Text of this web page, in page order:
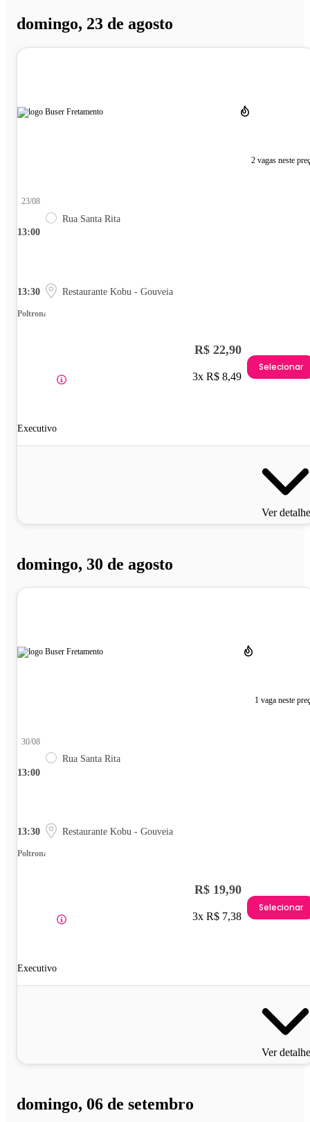
domingo, 23 de agosto
2 vagas neste
13:00
23/08
Rua Santa Rita
13:30 Restaurante Kobu - Gouveia
Poltrona
Executivo
R$ 22,90
3x R$ 8,49
Selecionar
Ver
domingo, 30 de agosto
1 vaga neste
13:00
30/08
Rua Santa Rita
13:30 Restaurante Kobu - Gouveia
Poltrona
Executivo
R$ 19,90
3x R$ 7,38
Selecionar
Ver
domingo, 06 de setembro